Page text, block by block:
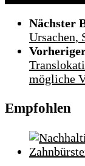
Nächster
Ursachen,
mögliche
Empfohlen